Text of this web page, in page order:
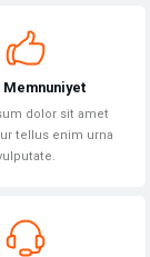
Memnuniyet
dolor sit amet
tellus enim urna